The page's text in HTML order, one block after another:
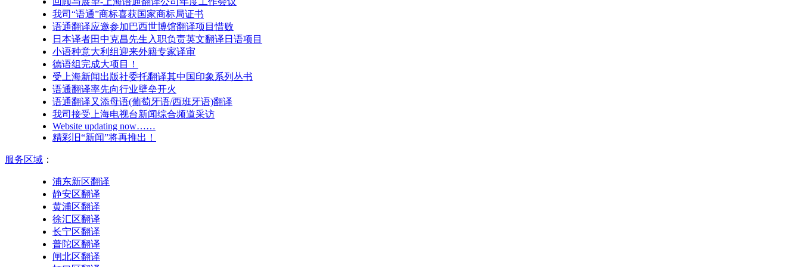
我司“语通”商标喜获国家商标局证书
语通翻译应邀参加巴西世博馆翻译项目惜败
日本译者田中克昌先生入职负责英文翻译日语项目
小语种意大利组迎来外籍专家译审
德语组完成大项目！
受上海新闻出版社委托翻译其中国印象系列丛书
语通翻译率先向行业壁垒开火
语通翻译又添母语(葡萄牙语/西班牙语)翻译
我司接受上海电视台新闻综合频道采访
Website updating now……
精彩旧“新闻”将再推出！
服务区域 ：
浦东新区翻译
静安区翻译
黄浦区翻译
徐汇区翻译
长宁区翻译
普陀区翻译
闸北区翻译